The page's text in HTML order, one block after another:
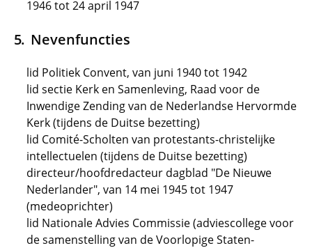
1946 tot 24 april 1947
Nevenfuncties
lid Politiek Convent, van juni 1940 tot 1942
lid sectie Kerk en Samenleving, Raad voor de
Inwendige Zending van de Nederlandse Hervormde
Kerk (tijdens de Duitse bezetting)
lid Comité-Scholten van protestants-christelijke
intellectuelen (tijdens de Duitse bezetting)
directeur/hoofdredacteur dagblad "De Nieuwe
Nederlander", van 14 mei 1945 tot 1947
(medeoprichter)
lid Nationale Advies Commissie (adviescollege voor
de samenstelling van de Voorlopige Staten-